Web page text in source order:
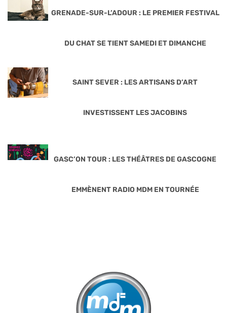
GRENADE-SUR-L’ADOUR : LE PREMIER FESTIVAL
DU CHAT SE TIENT SAMEDI ET DIMANCHE
SAINT SEVER : LES ARTISANS D’ART
INVESTISSENT LES JACOBINS
GASC’ON TOUR : LES THÉÂTRES DE GASCOGNE
EMMÈNENT RADIO MDM EN TOURNÉE